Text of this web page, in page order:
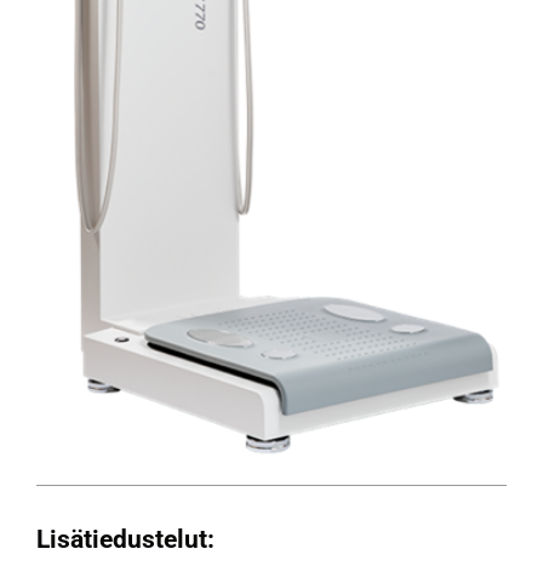
Lisätiedustelut: